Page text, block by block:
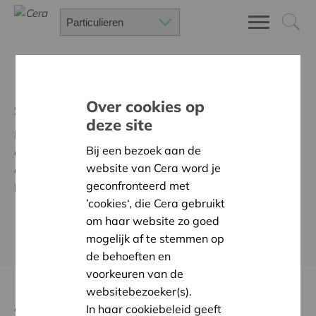
Schenk een Cera-cadeaubon
Dankzij de Cera-cadeaubon kan je je (klein)kind, pete-
of metekind of zelfs je vrienden vennoot maken. Zijn ze
al vennoot? Dan kan je via de cadeaubon voor
bijkomende aandelen betalen. En dat al vanaf 50 euro.
BESTEL DE CADEAUBON
4 goede redenen om de Cera-
Over cookies op
deze site
Bij een bezoek aan de
website van Cera word je
geconfronteerd met
’cookies‘, die Cera gebruikt
om haar website zo goed
mogelijk af te stemmen op
de behoeften en
voorkeuren van de
websitebezoeker(s).
In haar cookiebeleid geeft